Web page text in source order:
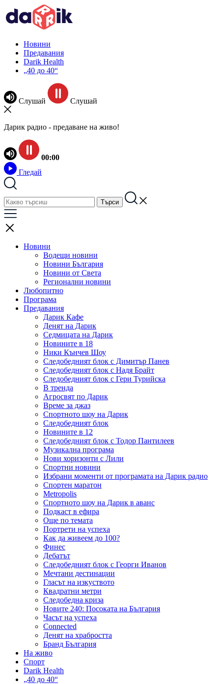
Новини
Предавания
Darik Health
„40 до 40“
Слушай Слушай
Дарик радио - предаване на живо!
00:00
Гледай
Новини
Водещи новини
Новини България
Новини от Света
Регионални новини
Любопитно
Програма
Предавания
Дарик Кафе
Денят на Дарик
Седмицата на Дарик
Новините в 18
Ники Кънчев Шоу
Следобедният блок с Димитър Панев
Следобедният блок с Надя Брайт
Следобедният блок с Гери Турийска
В тренда
Агросвят по Дарик
Време за джаз
Спортното шоу на Дарик
Следобедният блок
Новините в 12
Следобедният блок с Тодор Пантилеев
Музикална програма
Нови хоризонти с Лили
Спортни новини
Избрани моменти от програмата на Дарик радио
Спортен маратон
Metropolis
Спортното шоу на Дарик в аванс
Подкаст в ефира
Още по темата
Портрети на успеха
Как да живеем до 100?
Финес
Дебатът
Следобедният блок с Георги Иванов
Мечтани дестинации
Гласът на изкуството
Квадратни метри
Следобедна криза
Новите 240: Посоката на България
Часът на успеха
Connected
Денят на храбростта
Бранд България
На живо
Спорт
Darik Health
„40 до 40“